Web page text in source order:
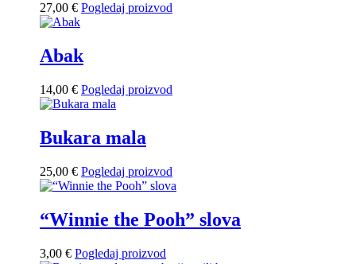
27,00 € Pogledaj proizvod
Abak
14,00 € Pogledaj proizvod
Bukara mala
25,00 € Pogledaj proizvod
“Winnie the Pooh” slova
3,00 € Pogledaj proizvod